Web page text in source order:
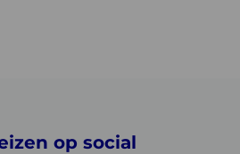
op social